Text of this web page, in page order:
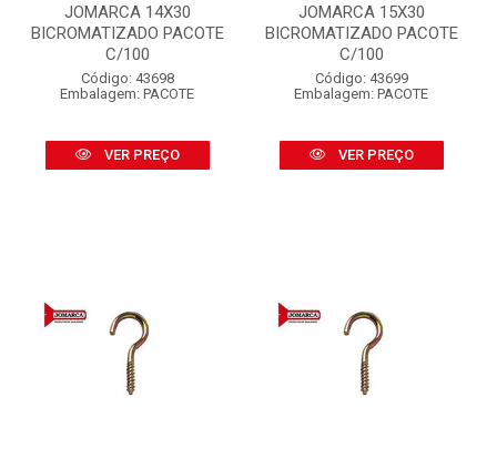
JOMARCA 14X30
BICROMATIZADO PACOTE
C/100
Código: 43698
Embalagem: PACOTE
VER PREÇO
JOMARCA 15X30
BICROMATIZADO PACOTE
C/100
Código: 43699
Embalagem: PACOTE
VER PREÇO